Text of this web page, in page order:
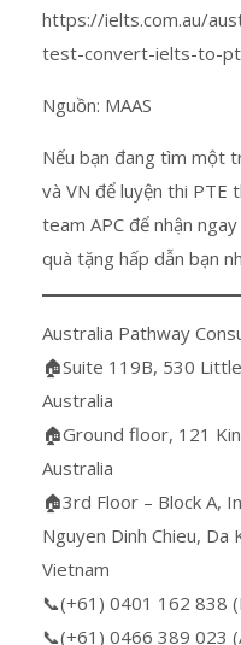
https://ielts.com.au/
test-convert-ielts-to-
Nguồn: MAAS
Nếu bạn đang tìm một
và VN để luyện thi PTE
team APC để nhận
quà tặng hấp dẫn bạn
Australia Pathway
🏠Suite 119B, 530
Australia
🏠Ground floor, 121
Australia
🏠3rd Floor – Block A,
Nguyen Dinh Chieu, Da
Vietnam
📞(+61) 0401 162 838
📞(+61) 0466 389 023